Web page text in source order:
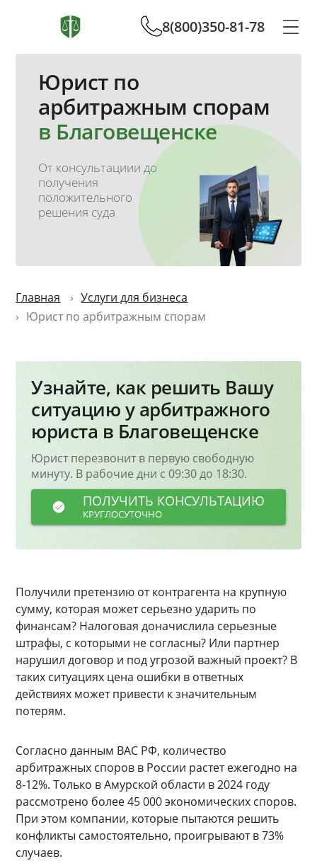
8(800)350-81-78
Юрист по
арбитражным спорам
в Благовещенске
От консультациии до
получения
положительного
решения суда
Главная
Услуги для бизнеса
Юрист по арбитражным спорам
Узнайте, как решить Вашу
ситуацию у арбитражного
юриста в Благовещенске
Юрист перезвонит в первую свободную
минуту. В рабочие дни с 09:30 до 18:30.
ПОЛУЧИТЬ КОНСУЛЬТАЦИЮ
КРУГЛОСУТОЧНО
Получили претензию от контрагента на крупную
сумму, которая может серьезно ударить по
финансам? Налоговая доначислила серьезные
штрафы, с которыми не согласны? Или партнер
нарушил договор и под угрозой важный проект? В
таких ситуациях цена ошибки в ответных
действиях может привести к значительным
потерям.
Согласно данным ВАС РФ, количество
арбитражных споров в России растет ежегодно на
8-12%. Только в Амурской области в 2024 году
рассмотрено более 45 000 экономических споров.
При этом компании, которые пытаются решить
конфликты самостоятельно, проигрывают в 73%
случаев.